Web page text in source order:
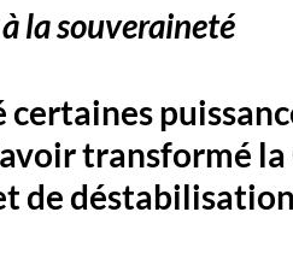
la souveraineté
certaines
transformé la
de